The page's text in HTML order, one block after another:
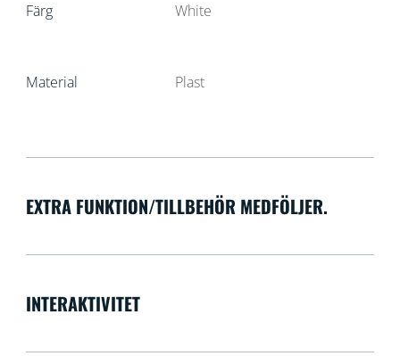
Färg White
Material Plast
EXTRA FUNKTION/TILLBEHÖR MEDFÖLJER.
INTERAKTIVITET